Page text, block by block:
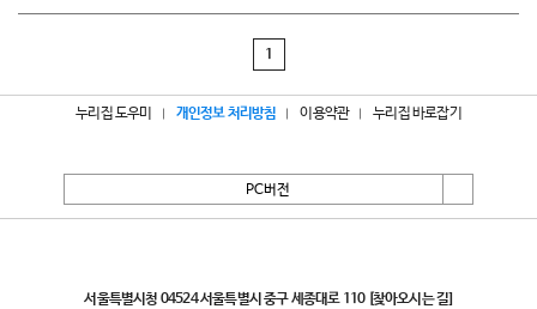
1
누리집 도우미 개인정보 처리방침 이용약관 누리집 바로잡기
PC버전
서울특별시청 04524 서울특별시 중구 세종대로 110 [찾아오시는 길]